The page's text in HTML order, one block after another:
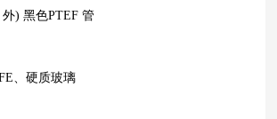
) 黑色PTEF 管
、硬质玻璃